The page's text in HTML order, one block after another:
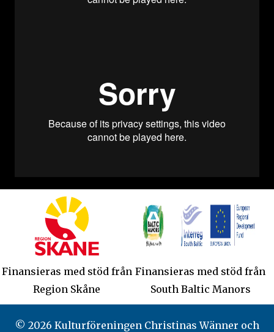
Finansieras med stöd från
Region Skåne
Finansieras med stöd från
South Baltic Manors
© 2026 Kulturföreningen Christinas Wänner och